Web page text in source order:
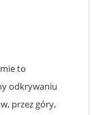
to
odkrywaniu
przez góry,